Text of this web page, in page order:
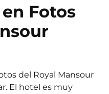
Fotos
del Royal Mansour
El hotel es muy